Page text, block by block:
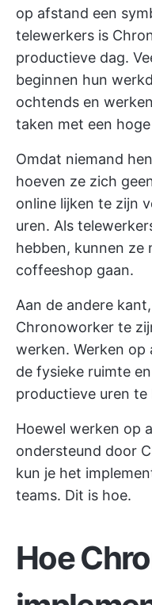
op afstand een
telewerkers is
productieve dag.
beginnen hun
ochtends en
taken met een
Omdat niemand
hoeven ze zich
online lijken te zijn
uren. Als
hebben, kunnen ze
coffeeshop gaan.
Aan de andere
Chronoworker te
werken. Werken
de fysieke ruimte
productieve uren te
Hoewel werken op
ondersteund door
kun je het
teams. Dit is hoe.
Hoe